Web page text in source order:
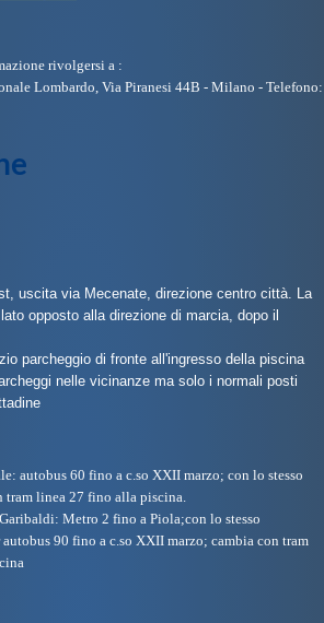
rivolgersi a :
Lombardo, Via Piranesi 44B - Milano - Telefono:
uscita via Mecenate, direzione centro città. La
opposto alla direzione di marcia, dopo il
parcheggio di fronte all'ingresso della piscina
nelle vicinanze ma solo i normali posti
autobus 60 fino a c.so XXII marzo; con lo stesso
linea 27 fino alla piscina.
Metro 2 fino a Piola;con lo stesso
autobus 90 fino a c.so XXII marzo; cambia con tram